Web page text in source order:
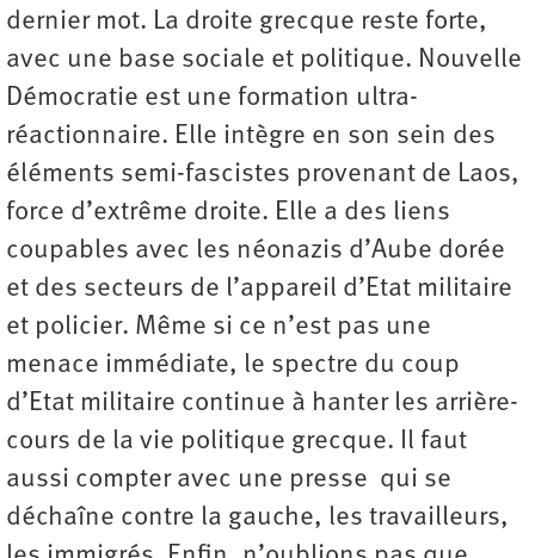
dernier mot. La droite grecque reste forte,
avec une base sociale et politique. Nouvelle
Démocratie est une formation ultra-
réactionnaire. Elle intègre en son sein des
éléments semi-fascistes provenant de Laos,
force d’extrême droite. Elle a des liens
coupables avec les néonazis d’Aube dorée
et des secteurs de l’appareil d’Etat militaire
et policier. Même si ce n’est pas une
menace immédiate, le spectre du coup
d’Etat militaire continue à hanter les arrière-
cours de la vie politique grecque. Il faut
aussi compter avec une presse qui se
déchaîne contre la gauche, les travailleurs,